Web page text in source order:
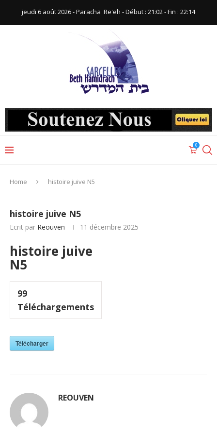
jeudi 6 août 2026 - Paracha ‪ Re'eh‬ - Début : 21:02‬ - Fin : ‪22:14‬
0
Home histoire juive N5
histoire juive N5
Ecrit par Reouven 11 décembre 2025
histoire juive
N5
99
Téléchargements
Télécharger
REOUVEN